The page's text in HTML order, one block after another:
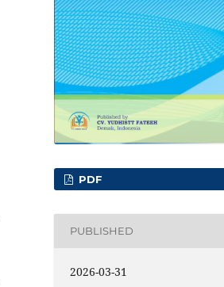
PDF
PUBLISHED
2026-03-31